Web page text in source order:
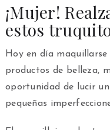
¡Mujer!
estos
Hoy en día
productos de belleza,
oportunidad de lucir
pequeñas